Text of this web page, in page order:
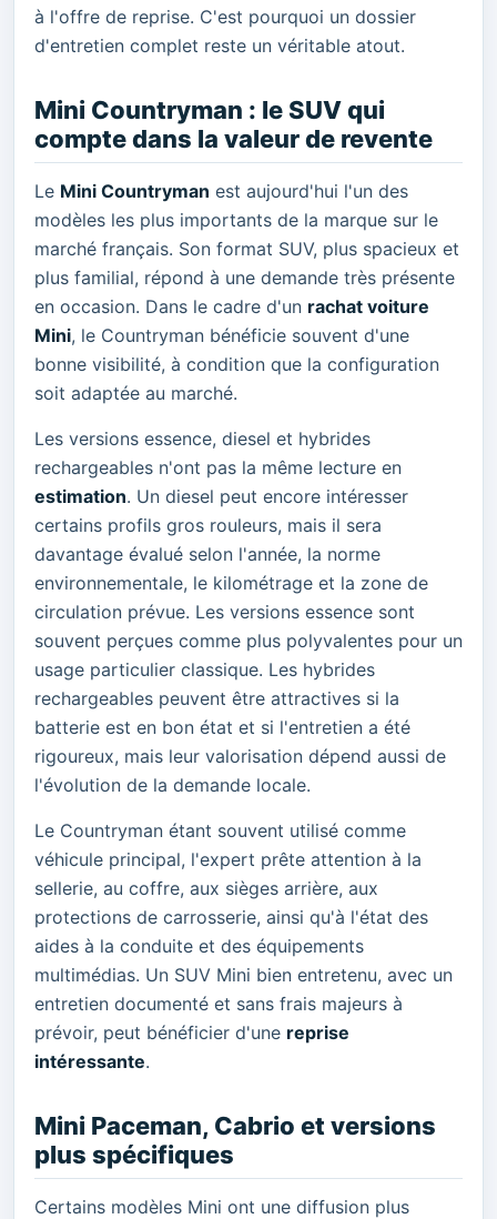
à l'offre de reprise. C'est pourquoi un dossier
d'entretien complet reste un véritable atout.
Mini Countryman : le SUV qui
compte dans la valeur de revente
Le Mini Countryman est aujourd'hui l'un des
modèles les plus importants de la marque sur le
marché français. Son format SUV, plus spacieux et
plus familial, répond à une demande très présente
en occasion. Dans le cadre d'un rachat voiture
Mini, le Countryman bénéficie souvent d'une
bonne visibilité, à condition que la configuration
soit adaptée au marché.
Les versions essence, diesel et hybrides
rechargeables n'ont pas la même lecture en
estimation. Un diesel peut encore intéresser
certains profils gros rouleurs, mais il sera
davantage évalué selon l'année, la norme
environnementale, le kilométrage et la zone de
circulation prévue. Les versions essence sont
souvent perçues comme plus polyvalentes pour un
usage particulier classique. Les hybrides
rechargeables peuvent être attractives si la
batterie est en bon état et si l'entretien a été
rigoureux, mais leur valorisation dépend aussi de
l'évolution de la demande locale.
Le Countryman étant souvent utilisé comme
véhicule principal, l'expert prête attention à la
sellerie, au coffre, aux sièges arrière, aux
protections de carrosserie, ainsi qu'à l'état des
aides à la conduite et des équipements
multimédias. Un SUV Mini bien entretenu, avec un
entretien documenté et sans frais majeurs à
prévoir, peut bénéficier d'une reprise
intéressante.
Mini Paceman, Cabrio et versions
plus spécifiques
Certains modèles Mini ont une diffusion plus